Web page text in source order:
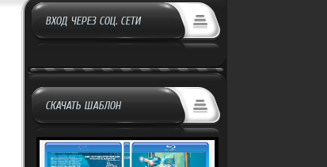
ВХОД ЧЕРЕЗ СОЦ. СЕТИ
СКАЧАТЬ ШАБЛОН